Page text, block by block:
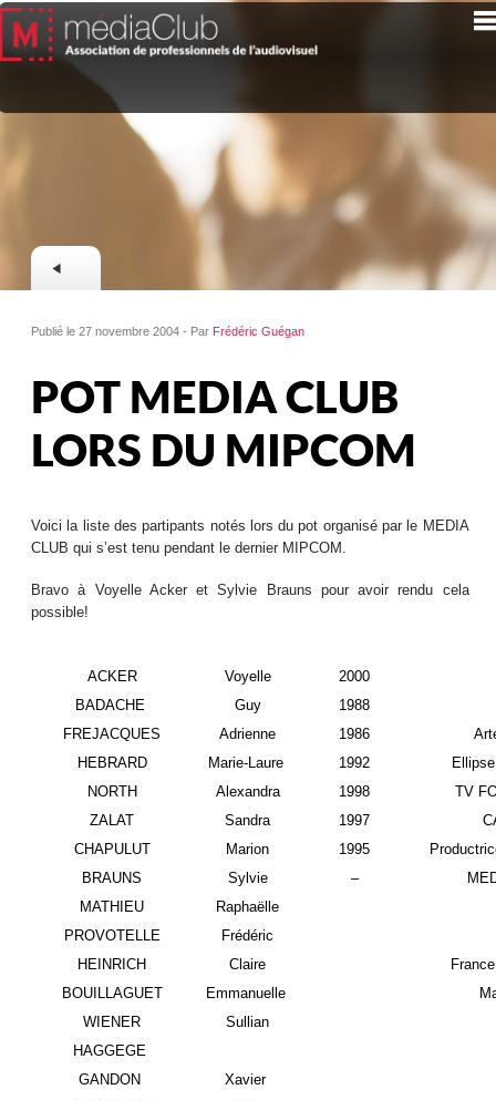
Publié le 27 novembre 2004 - Par Frédéric Guégan
POT MEDIA CLUB
LORS DU MIPCOM
Voici la liste des partipants notés lors du pot organisé par le MEDIA
CLUB qui s’est tenu pendant le dernier MIPCOM.
Bravo à Voyelle Acker et Sylvie Brauns pour avoir rendu cela
possible!
ACKER Voyelle
2000
BADACHE
Guy
1988
FREJACQUES
Adrienne 1986
HEBRARD
Marie-Laure 1992
NORTH
Alexandra 1998
TV
ZALAT
Sandra 1997
CHAPULUT
Marion 1995
BRAUNS
Sylvie –
MATHIEU
Raphaëlle
PROVOTELLE
Frédéric
HEINRICH
Claire
BOUILLAGUET
Emmanuelle
WIENER
Sullian
HAGGEGE
GANDON
Xavier